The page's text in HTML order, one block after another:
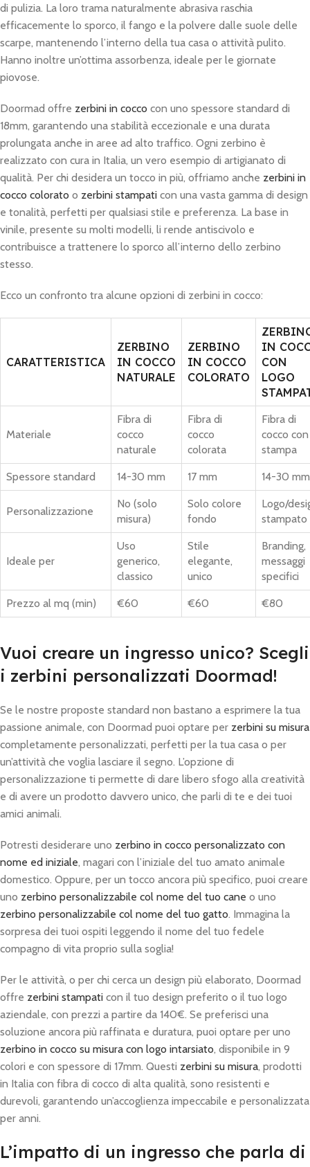
di pulizia. La loro trama naturalmente abrasiva raschia
efficacemente lo sporco, il fango e la polvere dalle suole delle
scarpe, mantenendo l’interno della tua casa o attività pulito.
Hanno inoltre un’ottima assorbenza, ideale per le giornate
piovose.
Doormad offre zerbini in cocco con uno spessore standard di
18mm, garantendo una stabilità eccezionale e una durata
prolungata anche in aree ad alto traffico. Ogni zerbino è
realizzato con cura in Italia, un vero esempio di artigianato di
qualità. Per chi desidera un tocco in più, offriamo anche zerbini in
cocco colorato o zerbini stampati con una vasta gamma di design
e tonalità, perfetti per qualsiasi stile e preferenza. La base in
vinile, presente su molti modelli, li rende antiscivolo e
contribuisce a trattenere lo sporco all’interno dello zerbino
stesso.
Ecco un confronto tra alcune opzioni di zerbini in cocco:
CARATTERISTICA
ZERBINO
IN COCCO
NATURALE
ZERBINO
IN COCCO
COLORATO
IN
CON
LOGO
Materiale
Fibra di
cocco
naturale
Fibra di
cocco
colorata
Fibra di
cocco con
stampa
Spessore standard 14-30 mm 17 mm 14-30 mm
Personalizzazione
No (solo
misura)
Solo colore
fondo
Logo/
stampato
Ideale per
Uso
generico,
classico
Stile
elegante,
unico
Branding,
messaggi
specifici
Prezzo al mq (min) €60 €60 €80
Vuoi creare un ingresso unico? Scegli
i zerbini personalizzati Doormad!
Se le nostre proposte standard non bastano a esprimere la tua
passione animale, con Doormad puoi optare per zerbini su misura
completamente personalizzati, perfetti per la tua casa o per
un’attività che voglia lasciare il segno. L’opzione di
personalizzazione ti permette di dare libero sfogo alla creatività
e di avere un prodotto davvero unico, che parli di te e dei tuoi
amici animali.
Potresti desiderare uno zerbino in cocco personalizzato con
nome ed iniziale, magari con l’iniziale del tuo amato animale
domestico. Oppure, per un tocco ancora più specifico, puoi creare
uno zerbino personalizzabile col nome del tuo cane o uno
zerbino personalizzabile col nome del tuo gatto. Immagina la
sorpresa dei tuoi ospiti leggendo il nome del tuo fedele
compagno di vita proprio sulla soglia!
Per le attività, o per chi cerca un design più elaborato, Doormad
offre zerbini stampati con il tuo design preferito o il tuo logo
aziendale, con prezzi a partire da 140€. Se preferisci una
soluzione ancora più raffinata e duratura, puoi optare per uno
zerbino in cocco su misura con logo intarsiato, disponibile in 9
colori e con spessore di 17mm. Questi zerbini su misura, prodotti
in Italia con fibra di cocco di alta qualità, sono resistenti e
durevoli, garantendo un’accoglienza impeccabile e personalizzata
per anni.
L’impatto di un ingresso che parla di